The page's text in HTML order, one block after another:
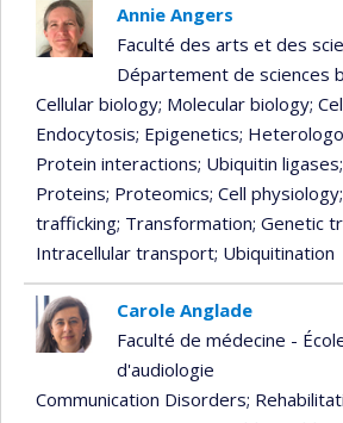
Annie Angers
Faculté des arts et des
Département de sciences
Cellular biology; Molecular biology;
Endocytosis; Epigenetics;
Protein interactions; Ubiquitin ligases
Proteins; Proteomics; Cell physiology
trafficking; Transformation; Genetic
Intracellular transport; Ubiquitination
Carole Anglade
Faculté de médecine -
d'audiologie
Communication Disorders;